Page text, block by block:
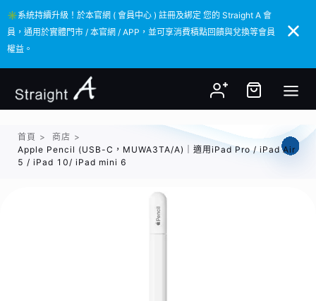
✳️系統持續升級！於本官網 ( 會員中心 ) 註冊及綁定 您的 Straight A 會
員，通用於實體門市 / 本官網 / APP，並可享消費積點回饋與兌換等會員
權益。
✳️系統持續升級！於本官網 ( 會員中心 ) 註冊及綁定 您的 Straight A 會
員，通用於實體門市 / 本官網 / APP，並可享消費積點回饋與兌換等會員
權益。
首頁 > 商店 >
Apple Pencil (USB-C，MUWA3TA/A)｜適用iPad Pro / iPad Air
5 / iPad 10/ iPad mini 6